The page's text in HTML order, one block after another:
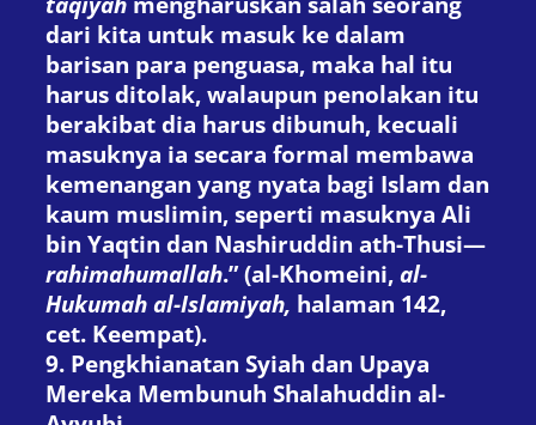
dari kita untuk masuk ke dalam
barisan para penguasa, maka hal itu
harus ditolak, walaupun penolakan itu
berakibat dia harus dibunuh, kecuali
masuknya ia secara formal membawa
kemenangan yang nyata bagi Islam dan
kaum muslimin, seperti masuknya Ali
bin Yaqtin dan Nashiruddin ath-Thusi—
rahimahumallah.” (al-Khomeini, al-
Hukumah al-Islamiyah, halaman 142,
cet. Keempat).
9. Pengkhianatan Syiah dan Upaya
Mereka Membunuh Shalahuddin al-